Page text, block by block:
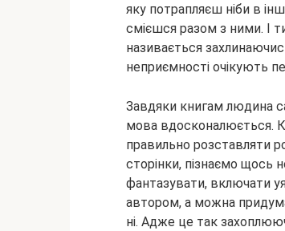
яку потрапляєш ніби в
смієшся разом з ними. І
називається
неприємності очікують
Завдяки книгам людина
мова вдосконалюється.
правильно розставляти
сторінки, пізнаємо щось
фантазувати, включати
автором, а можна
ні. Адже це так